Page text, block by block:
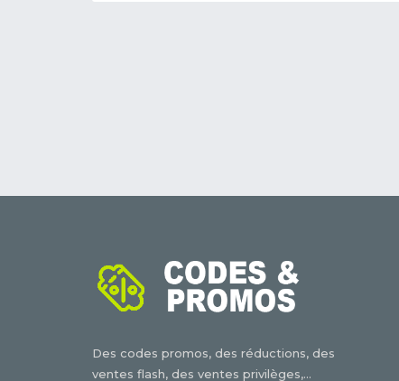
Des codes promos, des réductions, des
ventes flash, des ventes privilèges,...